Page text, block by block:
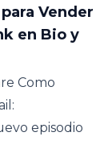
Vender
en Bio y
Como
episodio